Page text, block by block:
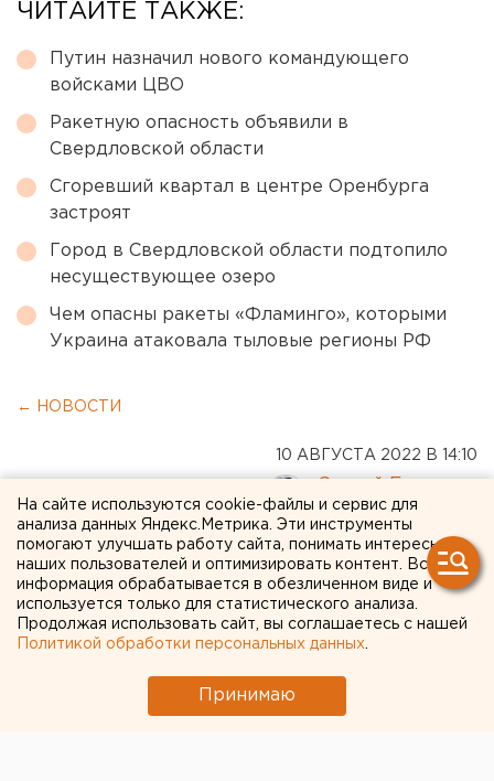
ЧИТАЙТЕ ТАКЖЕ:
Путин назначил нового командующего
войсками ЦВО
Ракетную опасность объявили в
Свердловской области
Сгоревший квартал в центре Оренбурга
застроят
Город в Свердловской области подтопило
несуществующее озеро
Чем опасны ракеты «Фламинго», которыми
Украина атаковала тыловые регионы РФ
← НОВОСТИ
10 АВГУСТА 2022 В 14:10
РАН оправдала
дискредитированную книгу
о поволжских немцах.
На сайте используются cookie-файлы и сервис для
анализа данных Яндекс.Метрика. Эти инструменты
помогают улучшать работу сайта, понимать интересы
наших пользователей и оптимизировать контент. Вся
информация обрабатывается в обезличенном виде и
используется только для статистического анализа.
Продолжая использовать сайт, вы соглашаетесь с нашей
Политикой обработки персональных данных
Принимаю